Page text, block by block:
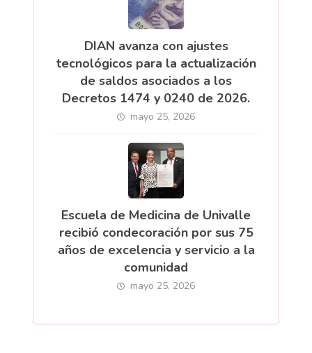
DIAN avanza con ajustes
tecnológicos para la actualización
de saldos asociados a los
Decretos 1474 y 0240 de 2026.
mayo 25, 2026
Escuela de Medicina de Univalle
recibió condecoración por sus 75
años de excelencia y servicio a la
comunidad
mayo 25, 2026